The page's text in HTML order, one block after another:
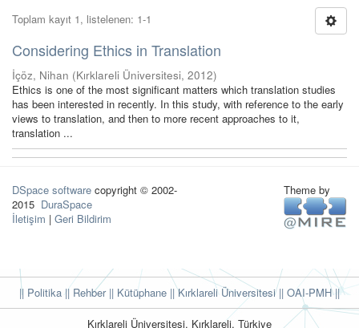
Toplam kayıt 1, listelenen: 1-1
Considering Ethics in Translation
İçöz, Nihan (Kırklareli Üniversitesi, 2012)
Ethics is one of the most significant matters which translation studies
has been interested in recently. In this study, with reference to the early
views to translation, and then to more recent approaches to it,
translation ...
DSpace software copyright © 2002-
2015 DuraSpace
İletişim | Geri Bildirim
Theme by
|| Politika || Rehber|| Kütüphane || Kırklareli Üniversitesi || OAI-PMH ||
Kırklareli Üniversitesi, Kırklareli, Türkiye